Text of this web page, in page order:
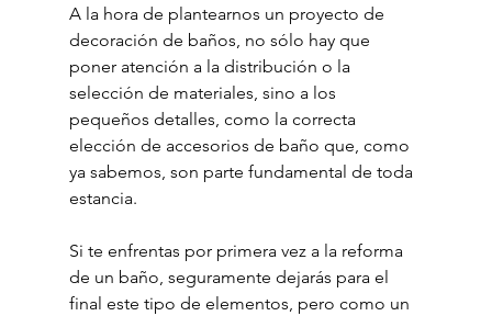
A la hora de plantearnos un proyecto de
decoración de baños, no sólo hay que
poner atención a la distribución o la
selección de materiales, sino a los
pequeños detalles, como la correcta
elección de accesorios de baño que, como
ya sabemos, son parte fundamental de toda
estancia.
Si te enfrentas por primera vez a la reforma
de un baño, seguramente dejarás para el
final este tipo de elementos, pero como un